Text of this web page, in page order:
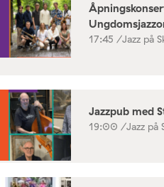
17:45 /Jazz på
Jazzpub med
19:00 /Jazz på